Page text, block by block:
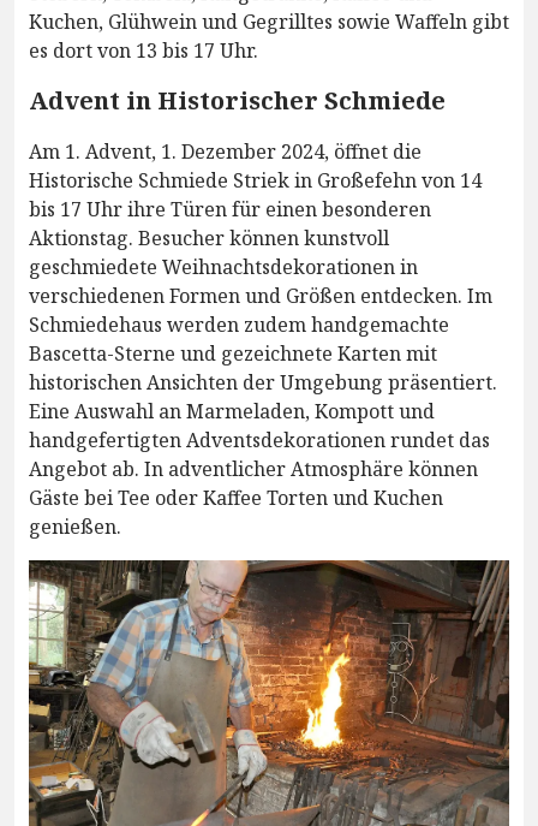
Kuchen, Glühwein und Gegrilltes sowie Waffeln gibt
es dort von 13 bis 17 Uhr.
Advent in Historischer Schmiede
Am 1. Advent, 1. Dezember 2024, öffnet die
Historische Schmiede Striek in Großefehn von 14
bis 17 Uhr ihre Türen für einen besonderen
Aktionstag. Besucher können kunstvoll
geschmiedete Weihnachtsdekorationen in
verschiedenen Formen und Größen entdecken. Im
Schmiedehaus werden zudem handgemachte
Bascetta-Sterne und gezeichnete Karten mit
historischen Ansichten der Umgebung präsentiert.
Eine Auswahl an Marmeladen, Kompott und
handgefertigten Adventsdekorationen rundet das
Angebot ab. In adventlicher Atmosphäre können
Gäste bei Tee oder Kaffee Torten und Kuchen
genießen.